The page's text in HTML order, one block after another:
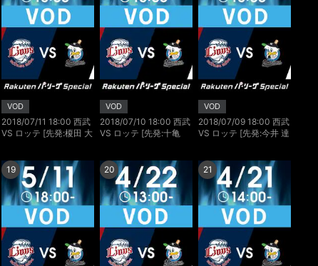
VOD
2018/07/11 18:00 西武
VS ロッテ [先発:榎田 大
VOD
2018/07/10 18:00 西武
VS ロッテ [先発:十亀
VOD
2018/07/09 18:00 西武
VS ロッテ [先発:今井 達
19 20 21